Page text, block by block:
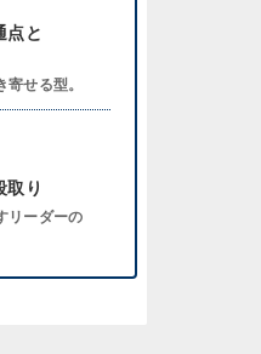
点と
せる型。
取り
リーダーの